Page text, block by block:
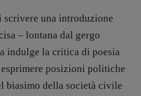
una introduzione
– lontana dal gergo
indulge la critica di poesia
posizioni politiche
biasimo della società civile